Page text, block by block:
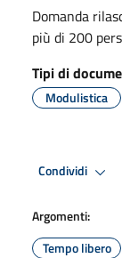
Domanda
più di 200
Tipi di
Modulistica
Condividi
Argomenti:
Tempo libero